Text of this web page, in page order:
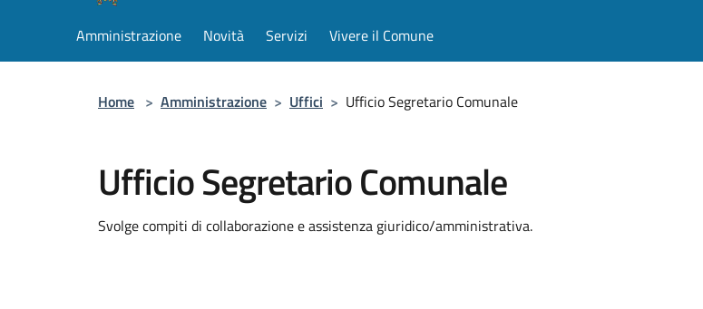
Amministrazione Novità Servizi Vivere il Comune
Home > Amministrazione > Uffici > Ufficio Segretario Comunale
Ufficio Segretario Comunale
Svolge compiti di collaborazione e assistenza giuridico/amministrativa.